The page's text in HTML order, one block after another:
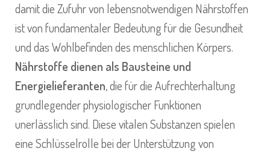
damit die Zufuhr von lebensnotwendigen Nährstoffen
ist von fundamentaler Bedeutung für die Gesundheit
und das Wohlbefinden des menschlichen Körpers.
Nährstoffe dienen als Bausteine und
Energielieferanten, die für die Aufrechterhaltung
grundlegender physiologischer Funktionen
unerlässlich sind. Diese vitalen Substanzen spielen
eine Schlüsselrolle bei der Unterstützung von